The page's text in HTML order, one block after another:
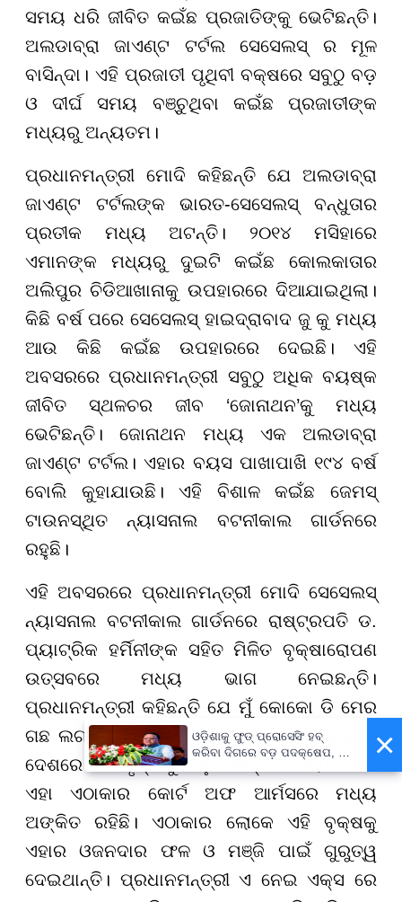
ସମୟ ଧରି ଜୀବିତ କଇଁଛ ପ୍ରଜାତିଙ୍କୁ ଭେଟିଛନ୍ତି।
ଅଲଡାବ୍ରା ଜାଏଣ୍ଟ ଟର୍ଟଲ ସେସେଲସ୍ ର ମୂଳ
ବାସିନ୍ଦା। ଏହି ପ୍ରଜାତୀ ପୃଥିବୀ ବକ୍ଷରେ ସବୁଠୁ ବଡ଼
ଓ ଦୀର୍ଘ ସମୟ ବଞ୍ଚୁଥିବା କଇଁଛ ପ୍ରଜାତୀଙ୍କ
ମଧ୍ୟରୁ ଅନ୍ୟତମ।
ପ୍ରଧାନମନ୍ତ୍ରୀ ମୋଦି କହିଛନ୍ତି ଯେ ଅଲଡାବ୍ରା
ଜାଏଣ୍ଟ ଟର୍ଟଲଙ୍କ ଭାରତ-ସେସେଲସ୍ ବନ୍ଧୁତାର
ପ୍ରତୀକ ମଧ୍ୟ ଅଟନ୍ତି। ୨୦୧୪ ମସିହାରେ
ଏମାନଙ୍କ ମଧ୍ୟରୁ ଦୁଇଟିକଇଁଛ କୋଲକାତାର
ଅଲିପୁର ଚିଡିଆଖାନାକୁ ଉପହାରରେ ଦିଆଯାଇଥିଲା।
କିଛି ବର୍ଷ ପରେ ସେସେଲସ୍ ହାଇଦ୍ରାବାଦ ଜୁ କୁ ମଧ୍ୟ
ଆଉ କିଛି କଇଁଛ ଉପହାରରେ ଦେଇଛି। ଏହି
ଅବସରରେ ପ୍ରଧାନମନ୍ତ୍ରୀ ସବୁଠୁ ଅଧିକ ବୟଷ୍କ
ଜୀବିତ ସ୍ଥଳଚର ଜୀବ ‘ଜୋନାଥନ’କୁ ମଧ୍ୟ
ଭେଟିଛନ୍ତି। ଜୋନାଥନ ମଧ୍ୟ ଏକ ଅଲଡାବ୍ରା
ଜାଏଣ୍ଟ ଟର୍ଟଲ। ଏହାର ବୟସ ପାଖାପାଖି ୧୯୪ ବର୍ଷ
ବୋଲି କୁହାଯାଉଛି। ଏହି ବିଶାଳକଇଁଛ ଜେମସ୍
ଟାଉନସ୍ଥିତ ନ୍ୟାସନାଲ ବଟନୀକାଲ ଗାର୍ଡନରେ
ରହୁଛି।
ଏହି ଅବସରରେ ପ୍ରଧାନମନ୍ତ୍ରୀ ମୋଦି ସେସେଲସ୍
ନ୍ୟାସନାଲ ବଟନୀକାଲ ଗାର୍ଡନରେ ରାଷ୍ଟ୍ରପତି ଡ.
ପ୍ୟାଟ୍ରିକ ହର୍ମିନୀଙ୍କ ସହିତ ମିଳିତ ବୃକ୍ଷାରୋପଣ
ଉତ୍ସବରେ ମଧ୍ୟ ଭାଗ ନେଇଛନ୍ତି।
ପ୍ରଧାନମନ୍ତ୍ରୀ କହିଛନ୍ତି ଯେ ମୁଁ କୋକୋ ଡି ମେର
ଗଛ ଲଗାଇଛି, ଯାହା ସେସେଲସ୍ ର ଏକ ବିଶେଷତା।
ଦେଶରେ ଏହି ବୃକ୍ଷକୁ ବହୁତ ସମ୍ମାନ କରାଯାଏ ଓ
ଏହା ଏଠାକାର କୋର୍ଟ ଅଫ ଆର୍ମସରେ ମଧ୍ୟ
ଅଙ୍କିତ ରହିଛି। ଏଠାକାର ଲୋକେ ଏହି ବୃକ୍ଷକୁ
ଏହାର ଓଜନଦାର ଫଳ ଓ ମଞ୍ଜି ପାଇଁ ଗୁରୁତ୍ୱ
ଦେଇଥାନ୍ତି। ପ୍ରଧାନମନ୍ତ୍ରୀ ଏ ନେଇ ଏକ୍ସ ରେ
×
ଓଡ଼ିଶାକୁ ଫୁଡ୍ ପ୍ରୋସେସିଂ ହବ୍
କରିବା ଦିଗରେ ବଡ଼ ପଦକ୍ଷେପ, ୪୨
ହଜାରରୁ ଅଧିକ ନିଯୁକ୍ତି ସୁଯୋଗ